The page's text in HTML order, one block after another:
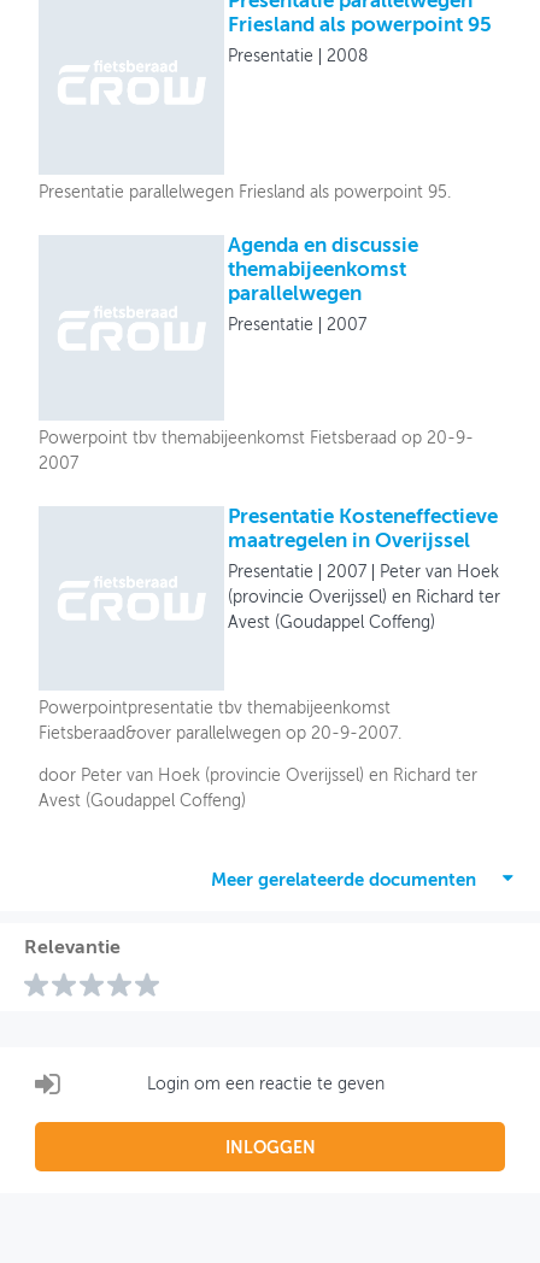
Friesland als powerpoint 95
Presentatie 2008
Presentatie parallelwegen Friesland als powerpoint 95.
Agenda en discussie
themabijeenkomst
parallelwegen
Presentatie 2007
Powerpoint tbv themabijeenkomst Fietsberaad op 20-9-
2007
Presentatie Kosteneffectieve
maatregelen in Overijssel
Presentatie 2007
Peter van Hoek
(provincie Overijssel) en Richard ter
Avest (Goudappel Coffeng)
Powerpointpresentatie tbv themabijeenkomst
Fietsberaad&over parallelwegen op 20-9-2007.
door Peter van Hoek (provincie Overijssel) en Richard ter
Avest (Goudappel Coffeng)
Meer gerelateerde documenten
Relevantie
Login om een reactie te geven
INLOGGEN